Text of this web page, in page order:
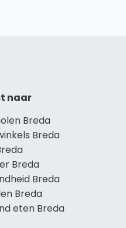
naar
Breda
Breda
Breda
Breda
Breda
eten Breda